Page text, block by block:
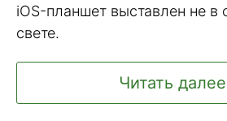
iOS-планшет выставлен не
свете.
Читать